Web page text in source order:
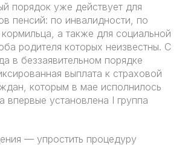
порядок уже действует для
пенсий: по инвалидности, по
а также для социальной
родителя которых неизвестны. С
в беззаявительном порядке
выплата к страховой
которым в мае исполнилось
впервые установлена I группа
— упростить процедуру